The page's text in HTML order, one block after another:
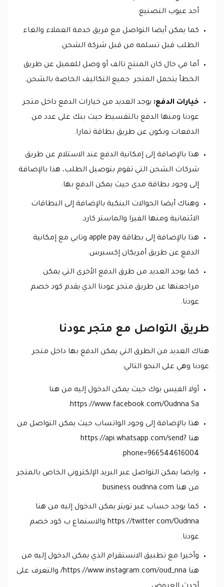
أحد عيوب التصنيع.
كما يمكن أيضا التواصل مع فريق خدمة العملاء والغاء
الطلب قبل تسلمه من قبل شركة الشحن.
أما في حال كان المنتج تالف أو وصل للعميل عن طريق
الخطأ يتحمل المتجر جميع التكاليف الخاصة بالشحن.
خيارات الدفع: يوجد العديد من خيارات الدفع داخل متجر
عودنا ومنها الدفع بالتقسيط حيث بنك على عدد من
الدفعات وبكون عن طريق بطاقة تمارا.
هذا بالإضافة إلى إمكانية الدفع عند الاستلام عن طريق
شركات الشحن التي تقوم بتوصيل الطلب، هذا بالإضافة
إلى وجود بطاقة مدى حيث يمكن الدفع بها.
وهناك أيضا الحوالات البنكية بالإضافة إلى البطاقات
الائتمانية ومنها الفيزا والماستر كارد.
هذا بالإضافة إلى بطاقة apple pay وتابي مع إمكانية
الدفع عن طريق أمريكان إكسبرس.
كما يوجد العديد من طرق الدفع الأخرى التي يمكن
مراجعتها عن طريق متجر عودنا الذي يقدم كود خصم
عودنا.
طريق التواصل مع متجر عودنا
هناك العديد من الطرق التي يمكن الدفع بها داخل متجر
عودنا وهي على النحو التالي:
أولا الفيس بوك حيث يمكن الدخول إليه من هنا
https://www.facebook.com/Oudnna Sa.
هذا بالإضافة إلى وجود الواتساب حيث يمكن التواصل من
هنا https://api.whatsapp.com/send?
phone=966544616004.
وايضا يمكن التواصل عبر البريد الإلكتروني الخاص بالمتجر
من هنا business oudnna.com.
كما يوجد حساب عبر تويتر يمكن الدخول إليه من هنا
https://twitter.com/Oudnna والاستماع ب كود خصم
عودنا.
وأخيرا مع تطبيق الانستقرام الذي يمكن الدخول إليه من
هنا https://www.instagram.com/oud_nna/ والتعرف على